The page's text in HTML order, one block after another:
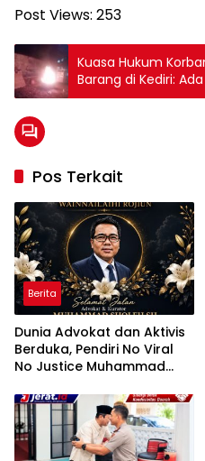
Post Views: 253
Kuasa Hukum
Barang di Kediri:
Kekerasan
Pos Terkait
Berita
Dunia Advokat dan Aktivis
Berduka, Pendiri No Viral
No Justice Muhammad